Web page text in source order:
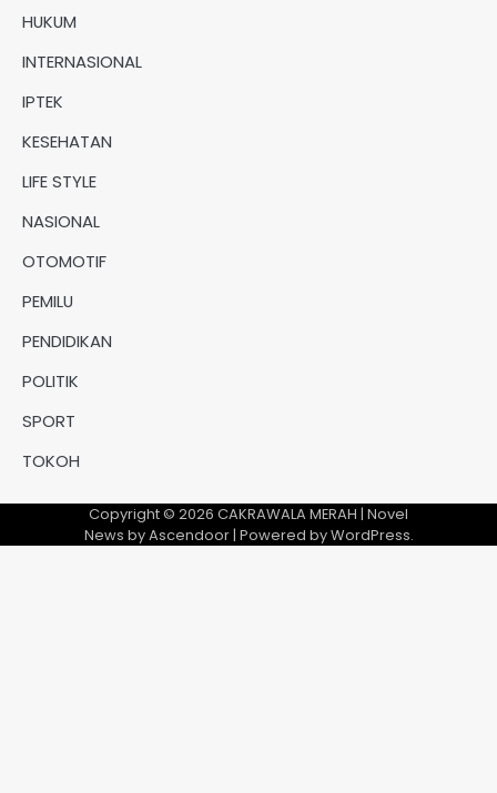
HUKUM
INTERNASIONAL
IPTEK
KESEHATAN
LIFE STYLE
NASIONAL
OTOMOTIF
PEMILU
PENDIDIKAN
POLITIK
SPORT
TOKOH
Copyright © 2026 CAKRAWALA MERAH | Novel
News byAscendoor| Powered byWordPress.